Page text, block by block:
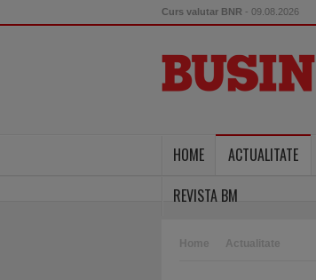
Curs valutar BNR - 09.08.2026
HOME ACTUALITATE
REVISTA BM
Home Actualitate